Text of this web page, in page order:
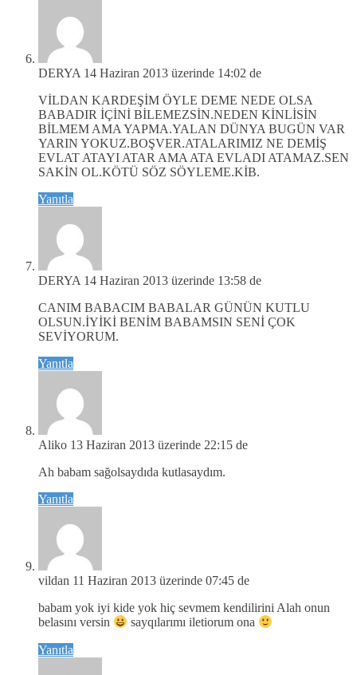
DERYA 14 Haziran 2013 üzerinde 14:02 de
VİLDAN KARDEŞİM ÖYLE DEME NEDE OLSA
BABADIR İÇİNİ BİLEMEZSİN.NEDEN KİNLİSİN
BİLMEM AMA YAPMA.YALAN DÜNYA BUGÜN VAR
YARIN YOKUZ.BOŞVER.ATALARIMIZ NE DEMİŞ
EVLAT ATAYI ATAR AMA ATA EVLADI ATAMAZ.SEN
SAKİN OL.KÖTÜ SÖZ SÖYLEME.KİB.
Yanıtla
DERYA 14 Haziran 2013 üzerinde 13:58 de
CANIM BABACIM BABALAR GÜNÜN KUTLU
OLSUN.İYİKİ BENİM BABAMSIN SENİ ÇOK
SEVİYORUM.
Yanıtla
Aliko 13 Haziran 2013 üzerinde 22:15 de
Ah babam sağolsaydıda kutlasaydım.
Yanıtla
vildan 11 Haziran 2013 üzerinde 07:45 de
babam yok iyi kide yok hiç sevmem kendilirini Alah onun
belasını versin
sayqılarımı iletiorum ona
Yanıtla